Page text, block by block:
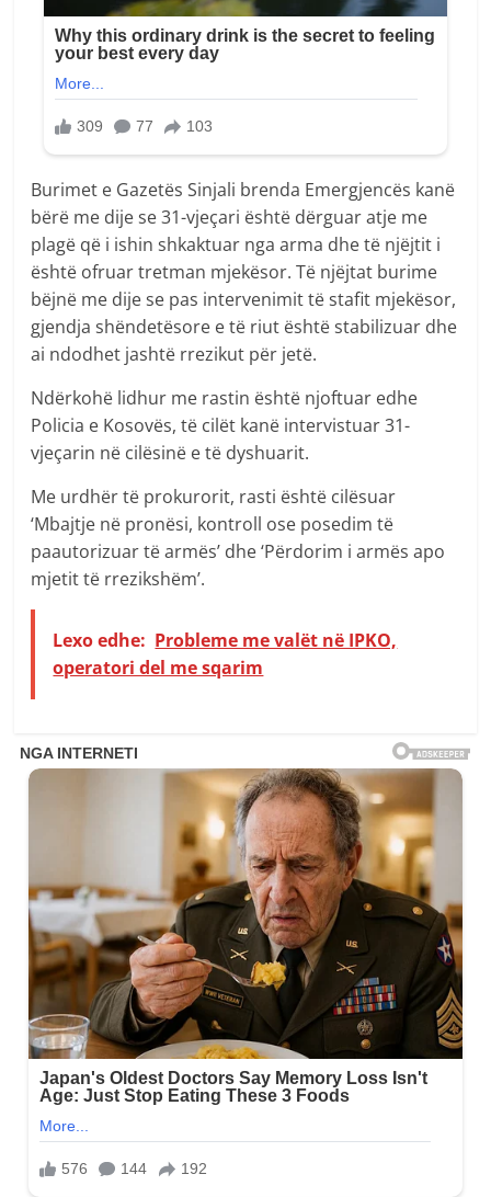
Burimet e Gazetës Sinjali brenda Emergjencës kanë
bërë me dije se 31-vjeçari është dërguar atje me
plagë që i ishin shkaktuar nga arma dhe të njëjtit i
është ofruar tretman mjekësor. Të njëjtat burime
bëjnë me dije se pas intervenimit të stafit mjekësor,
gjendja shëndetësore e të riut është stabilizuar dhe
ai ndodhet jashtë rrezikut për jetë.
Ndërkohë lidhur me rastin është njoftuar edhe
Policia e Kosovës, të cilët kanë intervistuar 31-
vjeçarin në cilësinë e të dyshuarit.
Me urdhër të prokurorit, rasti është cilësuar
‘Mbajtje në pronësi, kontroll ose posedim të
paautorizuar të armës’ dhe ‘Përdorim i armës apo
mjetit të rrezikshëm’.
Lexo edhe: Probleme me valët në IPKO,
operatori del me sqarim